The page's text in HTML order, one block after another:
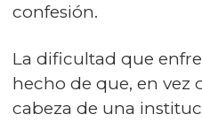
confesión.
La dificultad que
hecho de que, en vez
cabeza de una